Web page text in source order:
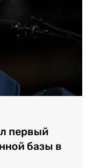
первый
базы в